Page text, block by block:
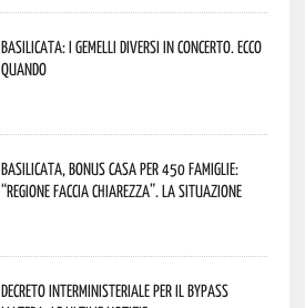
Basilicata: i Gemelli DiVersi in concerto. Ecco
quando
Basilicata, Bonus casa per 450 famiglie:
“Regione faccia chiarezza”. La situazione
Decreto interministeriale per il Bypass